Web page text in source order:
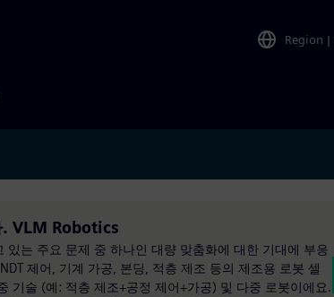
Region |
VLM Robotics
는 주요 문제 중 하나인 대량 맞춤화에 대한 기대에 부응
제어, 기계 가공, 본딩, 적층 제조 등의 제조용 로봇 셀
기술 (예: 적층 제조+공정 제어+가공) 및 다중 로봇이에요.